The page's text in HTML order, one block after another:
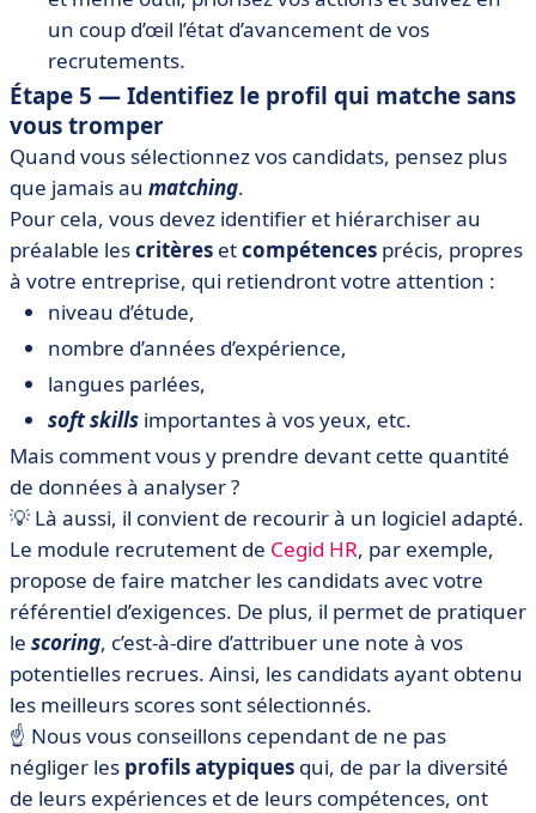
un coup d’œil l’état d’avancement de vos
recrutements.
Étape 5 — Identifiez le profil qui matche sans
vous tromper
Quand vous sélectionnez vos candidats, pensez plus
que jamais au matching.
Pour cela, vous devez identifier et hiérarchiser au
préalable lescritères etcompétences précis, propres
à votre entreprise, qui retiendront votre attention :
niveau d’étude,
nombre d’années d’expérience,
langues parlées,
soft skills importantes à vos yeux, etc.
Mais comment vous y prendre devant cette quantité
de données à analyser ?
💡 Là aussi, il convient de recourir à un logiciel adapté.
Le module recrutement de Cegid HR, par exemple,
propose de faire matcher les candidats avec votre
référentiel d’exigences. De plus, il permet de pratiquer
le scoring, c’est-à-dire d’attribuer une note à vos
potentielles recrues. Ainsi, les candidats ayant obtenu
les meilleurs scores sont sélectionnés.
☝️ Nous vous conseillons cependant de ne pas
négliger les profils atypiques qui, de par la diversité
de leurs expériences et de leurs compétences, ont